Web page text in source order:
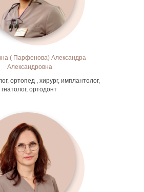
ортопед , хирург, имплантолог,
гнатолог, ортодонт
( Парфенова) Александра
Александровна